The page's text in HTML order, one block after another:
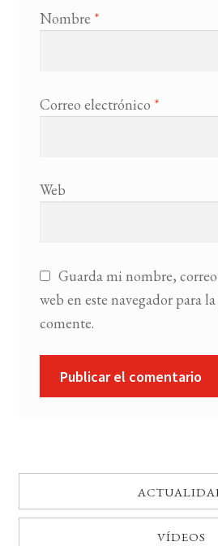
Nombre *
Correo electrónico *
Web
Guarda mi nombre,
web en este navegador para
comente.
VÍDEOS